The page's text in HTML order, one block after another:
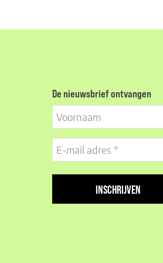
De nieuwsbrief ontvangen
Voornaam
E-
mail